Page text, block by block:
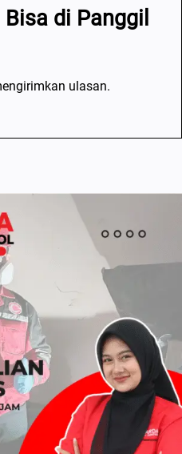
di Panggil
ulasan.